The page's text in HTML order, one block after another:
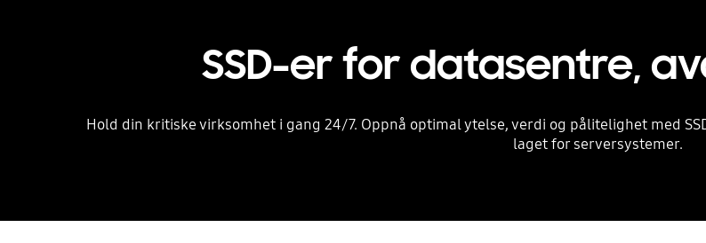
SSD-er for datasentre,
Hold din kritiske virksomhet i gang 24/7. Oppnå optimal ytelse, verdi og pålitelighet med
laget for serversystemer.